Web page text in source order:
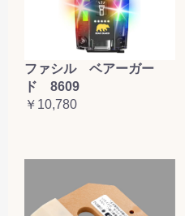
ファシル ベアーガー
ド 8609
￥10,780